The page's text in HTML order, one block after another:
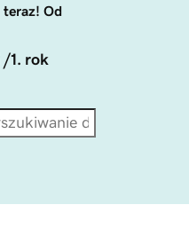
teraz! Od
/1. rok